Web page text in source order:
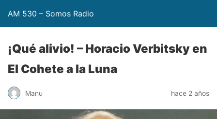
AM 530 – Somos Radio
¡Qué alivio! – Horacio Verbitsky en
El Cohete a la Luna
Manu hace 2 años